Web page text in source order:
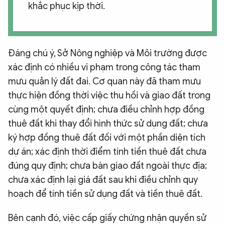
khắc phục kịp thời.
Đáng chú ý, Sở Nông nghiệp và Môi trường được
xác định có nhiều vi phạm trong công tác tham
mưu quản lý đất đai. Cơ quan này đã tham mưu
thực hiện đồng thời việc thu hồi và giao đất trong
cùng một quyết định; chưa điều chỉnh hợp đồng
thuê đất khi thay đổi hình thức sử dụng đất; chưa
ký hợp đồng thuê đất đối với một phần diện tích
dự án; xác định thời điểm tính tiền thuê đất chưa
đúng quy định; chưa bàn giao đất ngoài thực địa;
chưa xác định lại giá đất sau khi điều chỉnh quy
hoạch để tính tiền sử dụng đất và tiền thuê đất.
Bên cạnh đó, việc cấp giấy chứng nhận quyền sử